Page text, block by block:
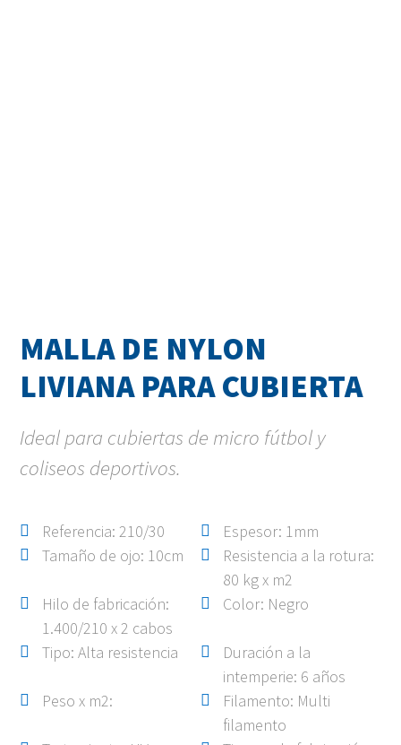
MALLA DE NYLON
LIVIANA PARA CUBIERTA
Ideal para cubiertas de micro fútbol y
coliseos deportivos.
Referencia: 210/30
Espesor: 1mm
Tamaño de ojo: 10cm
Resistencia a la rotura:
80 kg x m2
Hilo de fabricación:
1.400/210 x 2 cabos
Color: Negro
Tipo: Alta resistencia
Duración a la
intemperie: 6 años
Peso x m2:
Filamento: Multi
filamento